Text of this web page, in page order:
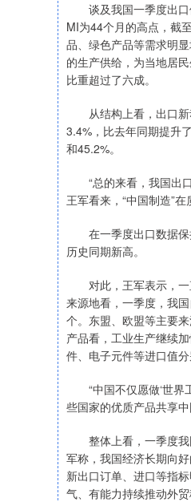
谈及我国一季度出口
MI为44个月的高点，截
品、绿色产品等需求明
的生产供给，为当地居
比重超过了六成。
从结构上看，出口新
3.4%，比去年同期提升
和45.2%。
“总的来看，我国出口
王军看来，“中国制造”
在一季度出口数据保
历史同期新高。
对此，王军表示，一
来源地看，一季度，我
个。东盟、欧盟等主要
产品看，工业生产继续
件、电子元件等进口值
“中国不仅愿做‘世界
些国家的优质产品共享
整体上看，一季度我
军称，我国经济长期向
新出口订单、进口等指
气、有能力持续推动外贸